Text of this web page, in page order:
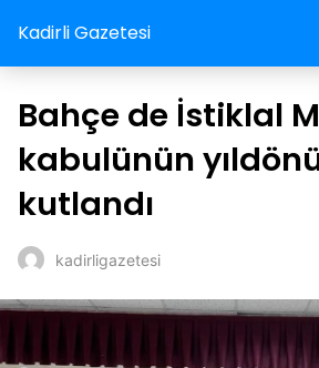
Kadirli Gazetesi
Bahçe de İstiklal
kabulünün
kutlandı
kadirligazetesi